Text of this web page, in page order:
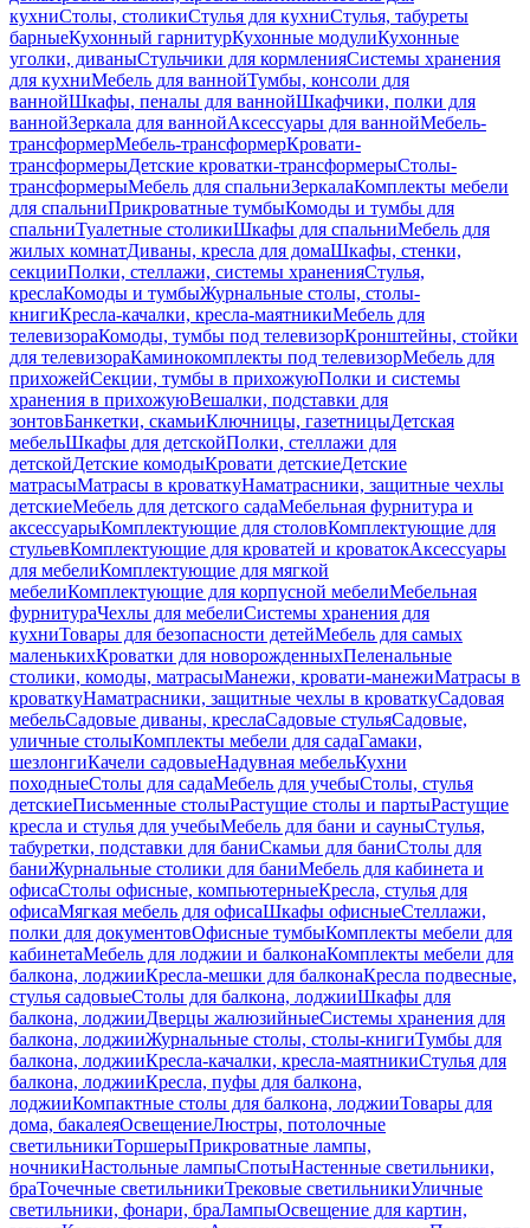
кухниСтолы, столикиСтулья для кухниСтулья, табуреты
барныеКухонный гарнитурКухонные модулиКухонные
уголки, диваныСтульчики для кормленияСистемы хранения
для кухниМебель для ваннойТумбы, консоли для
ваннойШкафы, пеналы для ваннойШкафчики, полки для
ваннойЗеркала для ваннойАксессуары для ваннойМебель-
трансформерМебель-трансформерКровати-
трансформерыДетские кроватки-трансформерыСтолы-
трансформерыМебель для спальниЗеркалаКомплекты мебели
для спальниПрикроватные тумбыКомоды и тумбы для
спальниТуалетные столикиШкафы для спальниМебель для
жилых комнатДиваны, кресла для домаШкафы, стенки,
секцииПолки, стеллажи, системы храненияСтулья,
креслаКомоды и тумбыЖурнальные столы, столы-
книгиКресла-качалки, кресла-маятникиМебель для
телевизораКомоды, тумбы под телевизорКронштейны, стойки
для телевизораКаминокомплекты под телевизорМебель для
прихожейСекции, тумбы в прихожуюПолки и системы
хранения в прихожуюВешалки, подставки для
зонтовБанкетки, скамьиКлючницы, газетницыДетская
мебельШкафы для детскойПолки, стеллажи для
детскойДетские комодыКровати детскиеДетские
матрасыМатрасы в кроваткуНаматрасники, защитные чехлы
детскиеМебель для детского садаМебельная фурнитура и
аксессуарыКомплектующие для столовКомплектующие для
стульевКомплектующие для кроватей и кроватокАксессуары
для мебелиКомплектующие для мягкой
мебелиКомплектующие для корпусной мебелиМебельная
фурнитураЧехлы для мебелиСистемы хранения для
кухниТовары для безопасности детейМебель для самых
маленькихКроватки для новорожденныхПеленальные
столики, комоды, матрасыМанежи, кровати-манежиМатрасы в
кроваткуНаматрасники, защитные чехлы в кроваткуСадовая
мебельСадовые диваны, креслаСадовые стульяСадовые,
уличные столыКомплекты мебели для садаГамаки,
шезлонгиКачели садовыеНадувная мебельКухни
походныеСтолы для садаМебель для учебыСтолы, стулья
детскиеПисьменные столыРастущие столы и партыРастущие
кресла и стулья для учебыМебель для бани и сауныСтулья,
табуретки, подставки для баниСкамьи для баниСтолы для
баниЖурнальные столики для баниМебель для кабинета и
офисаСтолы офисные, компьютерныеКресла, стулья для
офисаМягкая мебель для офисаШкафы офисныеСтеллажи,
полки для документовОфисные тумбыКомплекты мебели для
кабинетаМебель для лоджии и балконаКомплекты мебели для
балкона, лоджииКресла-мешки для балконаКресла подвесные,
стулья садовыеСтолы для балкона, лоджииШкафы для
балкона, лоджииДверцы жалюзийныеСистемы хранения для
балкона, лоджииЖурнальные столы, столы-книгиТумбы для
балкона, лоджииКресла-качалки, кресла-маятникиСтулья для
балкона, лоджииКресла, пуфы для балкона,
лоджииКомпактные столы для балкона, лоджииТовары для
дома, бакалеяОсвещениеЛюстры, потолочные
светильникиТоршерыПрикроватные лампы,
ночникиНастольные лампыСпотыНастенные светильники,
браТочечные светильникиТрековые светильникиУличные
светильники, фонари, браЛампыОсвещение для картин,